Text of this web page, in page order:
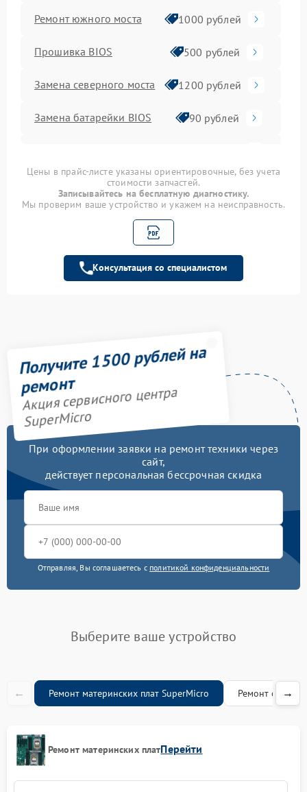
Ремонт южного моста 1000 рублей
Прошивка BIOS 500 рублей
Замена северного моста 1200 рублей
Замена батарейки BIOS 90 рублей
Цены в прайс-листе указаны ориентировочные, без учета
стоимости запчастей.
Записывайтесь на бесплатную диагностику.
Мы проверим ваше устройство и укажем на неисправность.
Консультация со специалистом
Получите 1500 рублей на
ремонт
Акция сервисного центра
SuperMicro
При оформлении заявки на ремонт техники через
сайт,
действует персональная бессрочная скидка
Отправляя, Вы соглашаетесь с политикой конфиденциальности
Выберите ваше устройство
← Ремонт материнских плат SuperMicro Ремонт →
Ремонт материнских платПерейти